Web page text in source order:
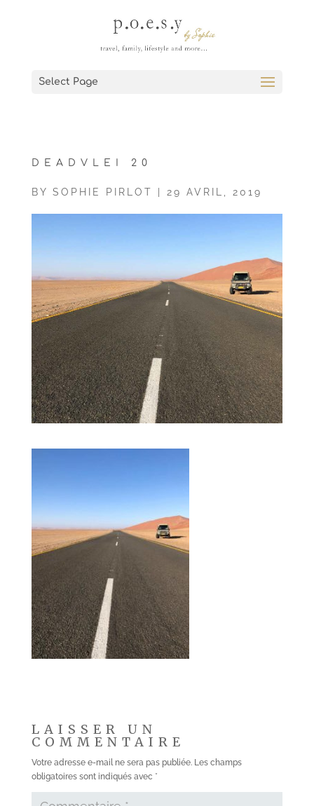
Select Page
DEADVLEI 20
BY SOPHIE PIRLOT 29 AVRIL, 2019
LAISSER UN
COMMENTAIRE
Votre adresse e-mail ne sera pas publiée. Les champs
obligatoires sont indiqués avec *